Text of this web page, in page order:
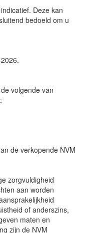
Deze kan
bedoeld om u
volgende van
de verkopende NVM
zorgvuldigheid
aan worden
of anderszins,
maten en
zijn de NVM